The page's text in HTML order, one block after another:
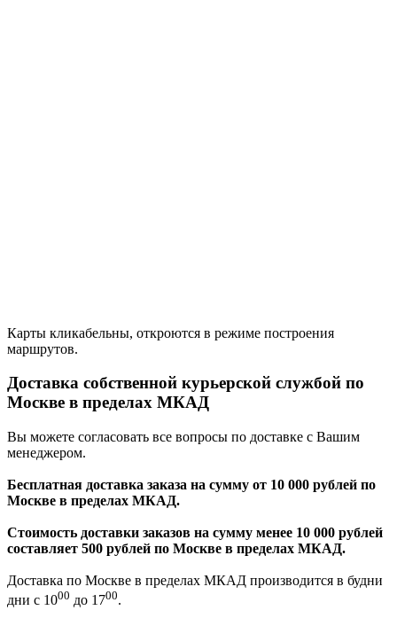
Карты кликабельны, откроются в режиме построения
маршрутов.
Доставка собственной курьерской службой по
Москве в пределах МКАД
Вы можете согласовать все вопросы по доставке с Вашим
менеджером.
Бесплатная доставка заказа на сумму от 10 000 рублей по
Москве в пределах МКАД.
Стоимость доставки заказов на сумму менее 10 000 рублей
составляет 500 рублей по Москве в пределах МКАД.
Доставка по Москве в пределах МКАД производится в будни
дни с 1000 до 1700.